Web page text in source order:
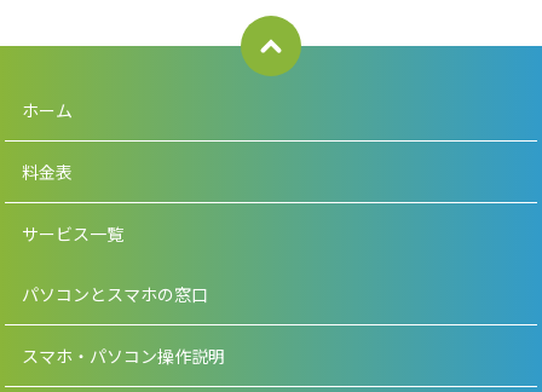
ホーム
料金表
サービス一覧
パソコンとスマホの窓口
スマホ・パソコン操作説明